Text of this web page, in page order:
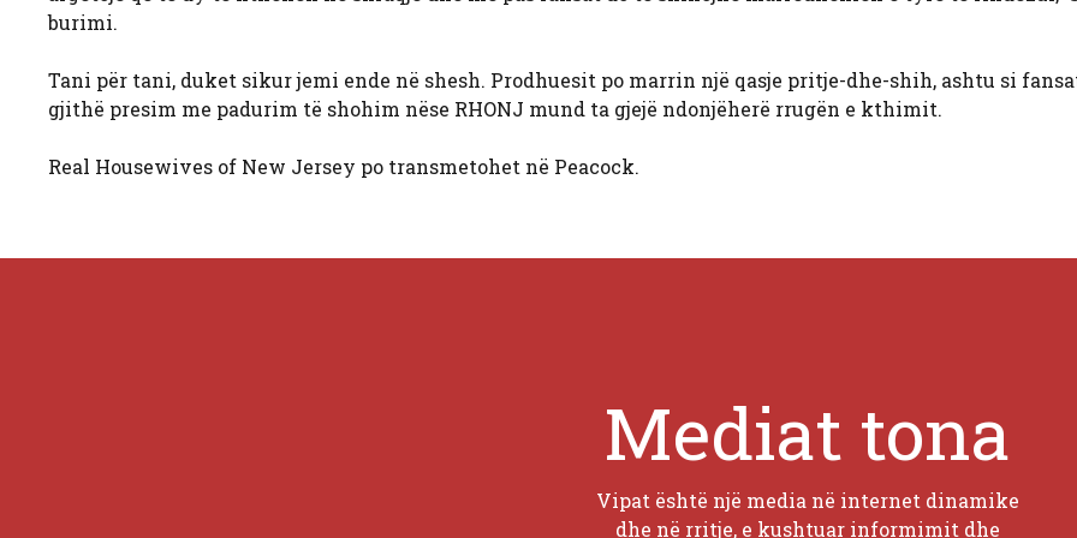
burimi.
Tani për tani, duket sikur jemi ende në shesh. Prodhuesit po marrin një qasje pritje-dhe-shih, ashtu si
gjithë presim me padurim të shohim nëse RHONJ mund ta gjejë ndonjëherë rrugën e kthimit.
Real Housewives of New Jersey po transmetohet në Peacock.
Mediat tona
Vipat është një media në internet dinamike
dhe në rritje, e kushtuar informimit dhe